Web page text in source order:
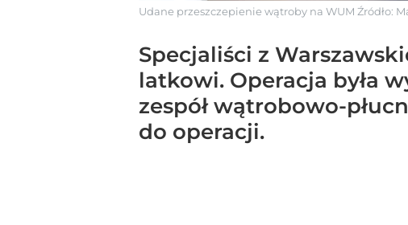
Udane przeszczepienie wątroby na WUM Źródło:
Specjaliści z
latkowi. Operacja była
zespół wątrobowo-
do operacji.